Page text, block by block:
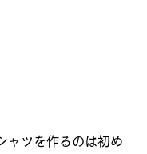
ャツを作るのは初め